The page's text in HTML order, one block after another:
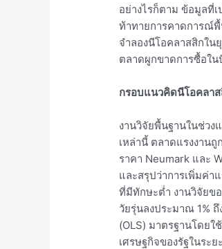
อย่างไรก็ตาม ข้อมูลที่
ท้าทายการคาดการณ์
จำลองนีโอคลาสสิกใน
ตลาดผูกขาดการซื้อใ
กรอบแนวคิดนีโอคลา
งานวิจัยพื้นฐานในช่ว
เหล่านี้ ตลาดแรงงาน
ราคา Neumark และ
และสรุปว่าการเพิ่มค่า
ที่มีทักษะต่ำ งานวิจัยข
วัยรุ่นลงประมาณ 1%
(OLS) มาตรฐานโดยใ
เศรษฐกิจของรัฐในระ